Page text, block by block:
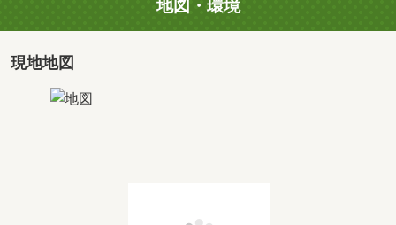
専有面積 93.8m2
価格 価格未定
地図・環境
現地地図